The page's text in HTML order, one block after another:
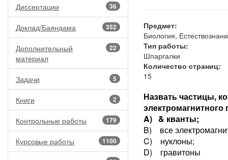
36
Диссертации
352
Доклад/Баяндама
22
Дополнительный
материал
5
Задачи
2
Книги
179
Контрольные работы
1100
Курсовые работы
Предмет:
Биология,
Тип работы:
Шпаргалки
Количество страниц:
15
Назвать частицы,
электромагнитного
A) & кванты;
B) все
C) нуклоны;
D) гравитоны